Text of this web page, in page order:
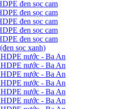
đen sọc cam
đen sọc cam
đen sọc cam
đen sọc cam
đen sọc cam
sọc xanh)
nước - Ba An
nước - Ba An
nước - Ba An
nước - Ba An
nước - Ba An
nước - Ba An